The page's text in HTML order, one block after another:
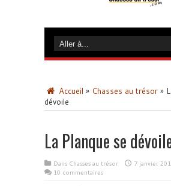
Accueil » Chasses au trésor »
dévoile
La Planque se
Dans Chasses au trésor
7 janvier
10 commentaires